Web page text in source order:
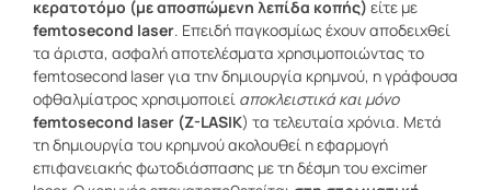
κερατοτόμο (με αποσπώμενη λεπίδα κοπής) είτε με
femtosecond laser. Επειδή παγκοσμίως έχουν αποδειχθεί
τα άριστα, ασφαλή αποτελέσματα χρησιμοποιώντας το
femtosecond laser για την δημιουργία κρημνού, η γράφουσα
οφθαλμίατρος χρησιμοποιεί αποκλειστικά και μόνο
femtosecond laser (Z-LASIK) τα τελευταία χρόνια. Μετά
τη δημιουργία του κρημνού ακολουθεί η εφαρμογή
επιφανειακής φωτοδιάσπασης με τη δέσμη του excimer